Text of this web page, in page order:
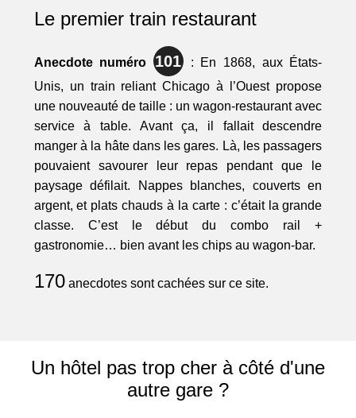
Le premier train restaurant
Anecdote numéro 101: En 1868, aux États-
Unis, un train reliant Chicago à l’Ouest propose
une nouveauté de taille : un wagon-restaurant avec
service à table. Avant ça, il fallait descendre
manger à la hâte dans les gares. Là, les passagers
pouvaient savourer leur repas pendant que le
paysage défilait. Nappes blanches, couverts en
argent, et plats chauds à la carte : c’était la grande
classe. C’est le début du combo rail +
gastronomie… bien avant les chips au wagon-bar.
170anecdotes sont cachées sur ce site.
Un hôtel pas trop cher à côté d'une
autre gare ?